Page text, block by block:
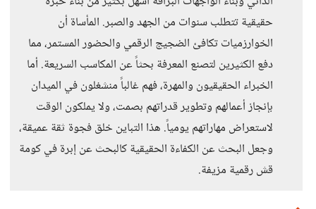
حقيقية تتطلب سنوات من الجهد والصبر. المأساة أن
الخوارزميات تكافئ الضجيج الرقمي والحضور المستمر، مما
دفع الكثيرين لتصنع المعرفة بحثاً عن المكاسب السريعة. أما
الخبراء الحقيقيون والمهرة، فهم غالباً منشغلون في الميدان
بإنجاز أعمالهم وتطوير قدراتهم بصمت، ولا يملكون الوقت
لاستعراض مهاراتهم يومياً. هذا التباين خلق فجوة ثقة عميقة،
وجعل البحث عن الكفاءة الحقيقية كالبحث عن إبرة في كومة
قش رقمية مزيفة.